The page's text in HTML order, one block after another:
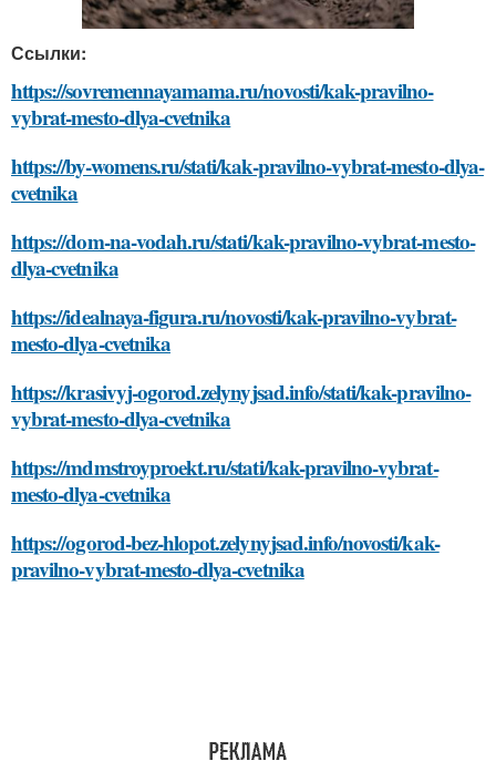
Ссылки:
https://sovremennayamama.ru/novosti/kak-pravilno-
vybrat-mesto-dlya-cvetnika
https://by-womens.ru/stati/kak-pravilno-vybrat-mesto-dlya-
cvetnika
https://dom-na-vodah.ru/stati/kak-pravilno-vybrat-mesto-
dlya-cvetnika
https://idealnaya-figura.ru/novosti/kak-pravilno-vybrat-
mesto-dlya-cvetnika
https://krasivyj-ogorod.zelynyjsad.info/stati/kak-pravilno-
vybrat-mesto-dlya-cvetnika
https://mdmstroyproekt.ru/stati/kak-pravilno-vybrat-
mesto-dlya-cvetnika
https://ogorod-bez-hlopot.zelynyjsad.info/novosti/kak-
pravilno-vybrat-mesto-dlya-cvetnika